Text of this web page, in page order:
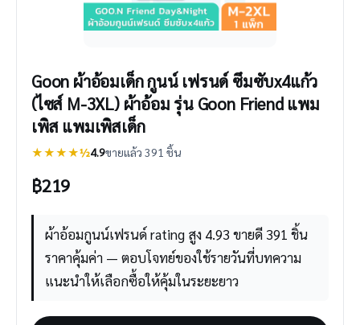
Goon ผ้าอ้อมเด็ก กูนน์ เฟรนด์ ซึมซับx4แก้ว
(ไซส์ M-3XL) ผ้าอ้อม รุ่น Goon Friend แพม
เพิส แพมเพิสเด็ก
★★★★½4.9ขายแล้ว 391 ชิ้น
฿219
ผ้าอ้อมกูนน์เฟรนด์ rating สูง 4.93 ขายดี 391 ชิ้น
ราคาคุ้มค่า — ตอบโจทย์ของใช้รายวันที่บทความ
แนะนำให้เลือกซื้อให้คุ้มในระยะยาว